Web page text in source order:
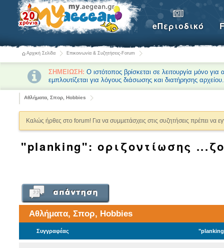
eΠεριοδικό
Αρχική Σελίδα Επικοινωνία & Συζητήσεις-Forum
ΣΗΜΕΙΩΣΗ: Ο ιστότοπος βρίσκεται σε λειτουργία μόνο
εμπλουτίζεται για λόγους διάσωσης και διατήρησης αρχείου.
Αθλήματα, Σπορ, Hobbies
Καλώς ήρθες στο forum! Για να συμμετάσχεις στις συζητήσεις πρέπει να
"planking": οριζοντίωσης
Αθλήματα, Σπορ, Hobbies
Συγγραφέας